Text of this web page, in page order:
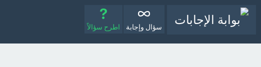
سؤال وإجابة اطرح سؤالاً